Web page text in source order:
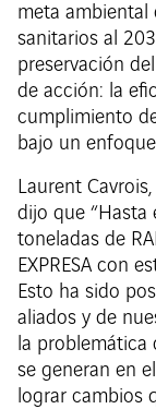
meta ambiental
sanitarios al
preservación
de acción: la
cumplimiento
bajo un
Laurent
dijo que “Hasta
toneladas de
EXPRESA con
Esto ha sido
aliados y de
la problemática
se generan en
lograr cambios